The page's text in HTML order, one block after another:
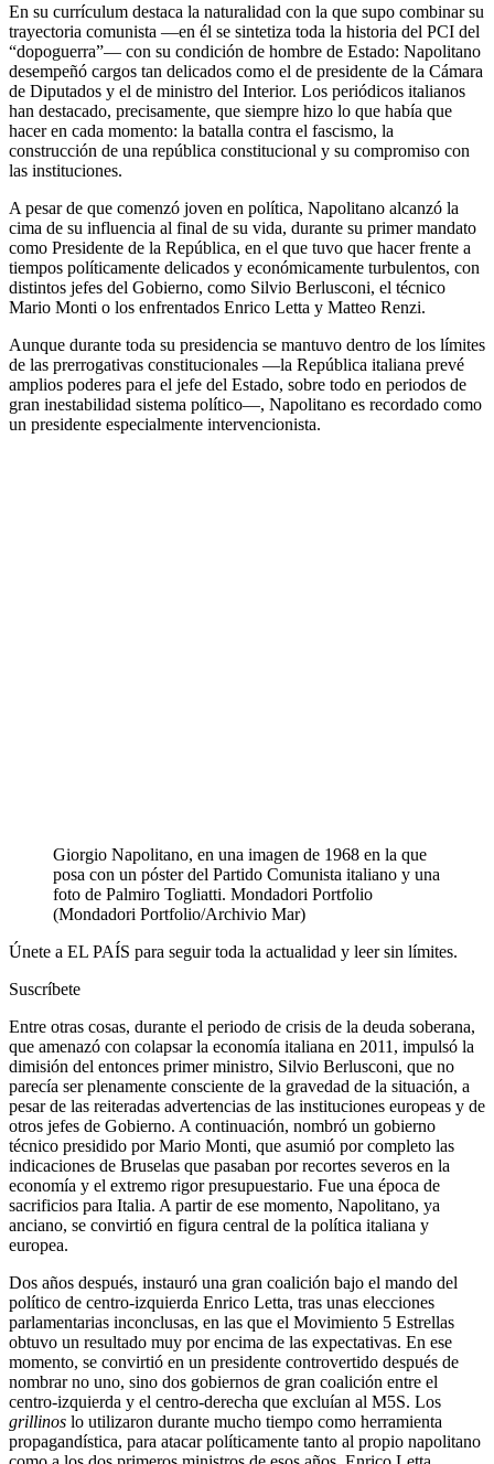
En su currículum destaca la naturalidad con la que supo combinar su
trayectoria comunista —en él se sintetiza toda la historia del PCI del
“dopoguerra”— con su condición de hombre de Estado: Napolitano
desempeñó cargos tan delicados como el de presidente de la Cámara
de Diputados y el de ministro del Interior. Los periódicos italianos
han destacado, precisamente, que siempre hizo lo que había que
hacer en cada momento: la batalla contra el fascismo, la
construcción de una república constitucional y su compromiso con
las instituciones.
A pesar de que comenzó joven en política, Napolitano alcanzó la
cima de su influencia al final de su vida, durante su primer mandato
como Presidente de la República, en el que tuvo que hacer frente a
tiempos políticamente delicados y económicamente turbulentos, con
distintos jefes del Gobierno, como Silvio Berlusconi, el técnico
Mario Monti o los enfrentados Enrico Letta y Matteo Renzi.
Aunque durante toda su presidencia se mantuvo dentro de los límites
de las prerrogativas constitucionales ―la República italiana prevé
amplios poderes para el jefe del Estado, sobre todo en periodos de
gran inestabilidad sistema político―, Napolitano es recordado como
un presidente especialmente intervencionista.
Giorgio Napolitano, en una imagen de 1968 en la que
posa con un póster del Partido Comunista italiano y una
foto de Palmiro Togliatti. Mondadori Portfolio
(Mondadori Portfolio/Archivio Mar)
Únete a EL PAÍS para seguir toda la actualidad y leer sin límites.
Suscríbete
Entre otras cosas, durante el periodo de crisis de la deuda soberana,
que amenazó con colapsar la economía italiana en 2011, impulsó la
dimisión del entonces primer ministro, Silvio Berlusconi, que no
parecía ser plenamente consciente de la gravedad de la situación, a
pesar de las reiteradas advertencias de las instituciones europeas y de
otros jefes de Gobierno. A continuación, nombró un gobierno
técnico presidido por Mario Monti, que asumió por completo las
indicaciones de Bruselas que pasaban por recortes severos en la
economía y el extremo rigor presupuestario. Fue una época de
sacrificios para Italia. A partir de ese momento, Napolitano, ya
anciano, se convirtió en figura central de la política italiana y
europea.
Dos años después, instauró una gran coalición bajo el mando del
político de centro-izquierda Enrico Letta, tras unas elecciones
parlamentarias inconclusas, en las que el Movimiento 5 Estrellas
obtuvo un resultado muy por encima de las expectativas. En ese
momento, se convirtió en un presidente controvertido después de
nombrar no uno, sino dos gobiernos de gran coalición entre el
centro-izquierda y el centro-derecha que excluían al M5S. Los
grillinos lo utilizaron durante mucho tiempo como herramienta
propagandística, para atacar políticamente tanto al propio napolitano